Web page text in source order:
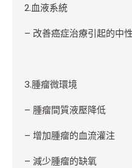
2.血液系統
– 改善癌症治療引起的中
3.腫瘤微環境
– 腫瘤間質液壓降低
– 增加腫瘤的血流灌注
– 減少腫瘤的缺氧